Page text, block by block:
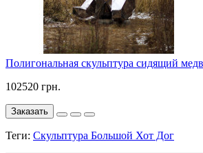
Полигональная скульптура сидящий
102520 грн.
Заказать
Теги: Скульптура Большой Хот Дог